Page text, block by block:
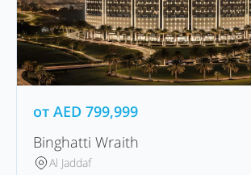
от AED 799,999
Binghatti Wraith
Al Jaddaf